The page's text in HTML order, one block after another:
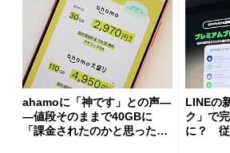
ahamoに「神です」との声―
―値段そのままで40GBに
「課金されたのかと思った」
LINEの
ク」で
に？ 従